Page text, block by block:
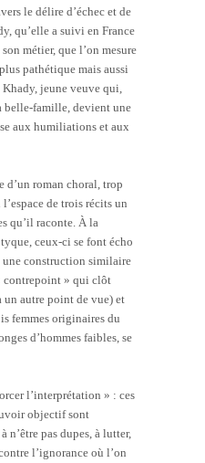
le délire d’échec et de
qu’elle a suivi en France
métier, que l’on mesure
pathétique mais aussi
jeune veuve qui,
belle-famille, devient une
aux humiliations et aux
d’un roman choral, trop
de trois récits un
qu’il raconte. À la
ceux-ci se font écho
une construction similaire
contrepoint » qui clôt
un autre point de vue) et
femmes originaires du
d’hommes faibles, se
l’interprétation » : ces
objectif sont
n’être pas dupes, à lutter,
l’ignorance où l’on